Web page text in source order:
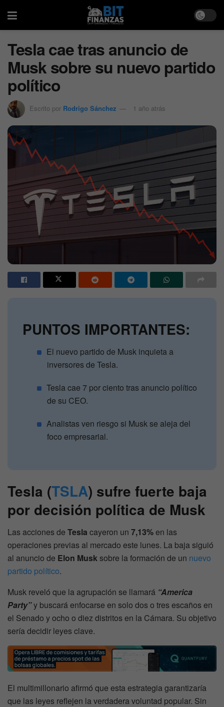
Tesla cae tras anuncio de
Musk sobre su nuevo partido
político
Escrito por Rodrigo Sánchez 1 año atrás
PUNTOS IMPORTANTES:
El nuevo partido de Musk inquieta a
inversores de Tesla.
Tesla cae 7 por ciento tras anuncio político
de su CEO.
Analistas ven riesgo si Musk se aleja del
foco empresarial.
Tesla (TSLA) sufre fuerte baja
por decisión política de Musk
Las acciones de Tesla cayeron un 7,13%en las
operaciones previas al mercado este lunes. La baja siguió
al anuncio de Elon Musksobre la formación de un nuevo
partido político.
Musk reveló que la agrupación se llamará “America
Party”y buscará enfocarse en solo dos o tres escaños en
el Senado y ocho o diez distritos en la Cámara. Su objetivo
sería decidir leyes clave.
El multimillonario afirmó que esta estrategia garantizaría
que las leyes reflejen la verdadera voluntad popular. Sin